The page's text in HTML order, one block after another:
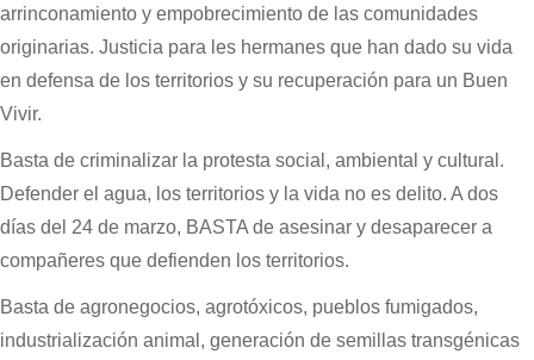
arrinconamiento y empobrecimiento de las comunidades
originarias. Justicia para les hermanes que han dado su vida
en defensa de los territorios y su recuperación para un Buen
Vivir.
Basta de criminalizar la protesta social, ambiental y cultural.
Defender el agua, los territorios y la vida no es delito. A dos
días del 24 de marzo, BASTA de asesinar y desaparecer a
compañeres que defienden los territorios.
Basta de agronegocios, agrotóxicos, pueblos fumigados,
industrialización animal, generación de semillas transgénicas